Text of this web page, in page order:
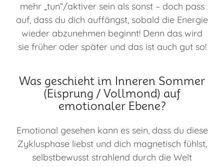
mehr „tun“/aktiver sein als sonst – doch pass
auf, dass du dich auffängst, sobald die Energie
wieder abzunehmen beginnt! Denn das wird
sie früher oder später und das ist auch gut so!
Was geschieht im Inneren Sommer
(Eisprung / Vollmond) auf
emotionaler Ebene?
Emotional gesehen kann es sein, dass du diese
Zyklusphase liebst und dich magnetisch fühlst,
selbstbewusst strahlend durch die Welt